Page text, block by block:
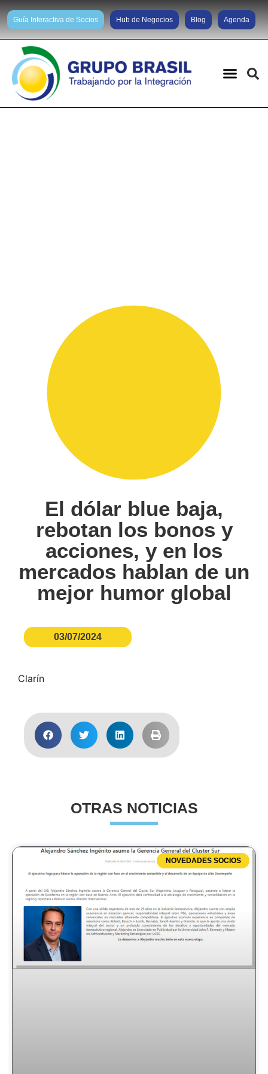
Guía Interactiva de Socios Hub de Negocios Blog Agenda
El dólar blue baja,
rebotan los bonos y
acciones, y en los
mercados hablan de un
mejor humor global
03/07/2024
Clarín
OTRAS NOTICIAS
NOVEDADES SOCIOS